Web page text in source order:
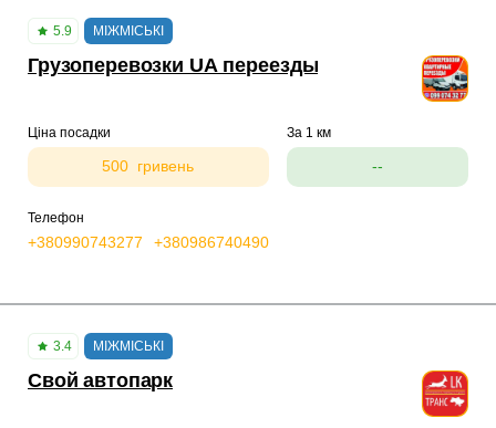
5.9 МІЖМІСЬКІ
Грузоперевозки UA переезды
Ціна посадки
500 гривень
За 1 км
--
Телефон
+380990743277 +380986740490
3.4 МІЖМІСЬКІ
Свой автопарк